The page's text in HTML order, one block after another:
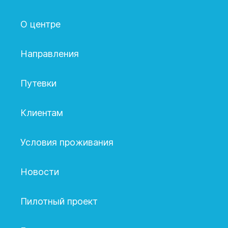
О центре
Направления
Путевки
Клиентам
Условия проживания
Новости
Пилотный проект